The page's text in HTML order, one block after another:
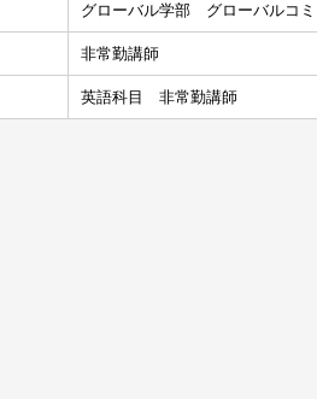
グローバル学部 グローバルコ
非常勤講師
英語科目 非常勤講師